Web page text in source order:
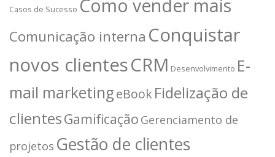
Casos de Sucesso Como vender mais
Comunicação interna Conquistar
novos clientesCRM Desenvolvimento E-
mail marketingeBookFidelização de
clientesGamificação Gerenciamento de
projetos Gestão de clientes